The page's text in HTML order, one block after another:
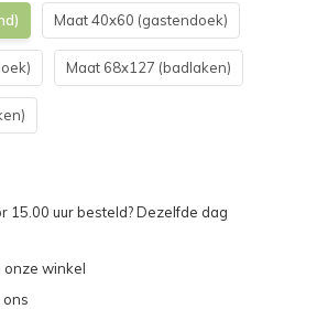
Maat 40x60 (gastendoek)
Maat 68x127 (badlaken)
15.00 uur besteld? Dezelfde dag
onze winkel
ons